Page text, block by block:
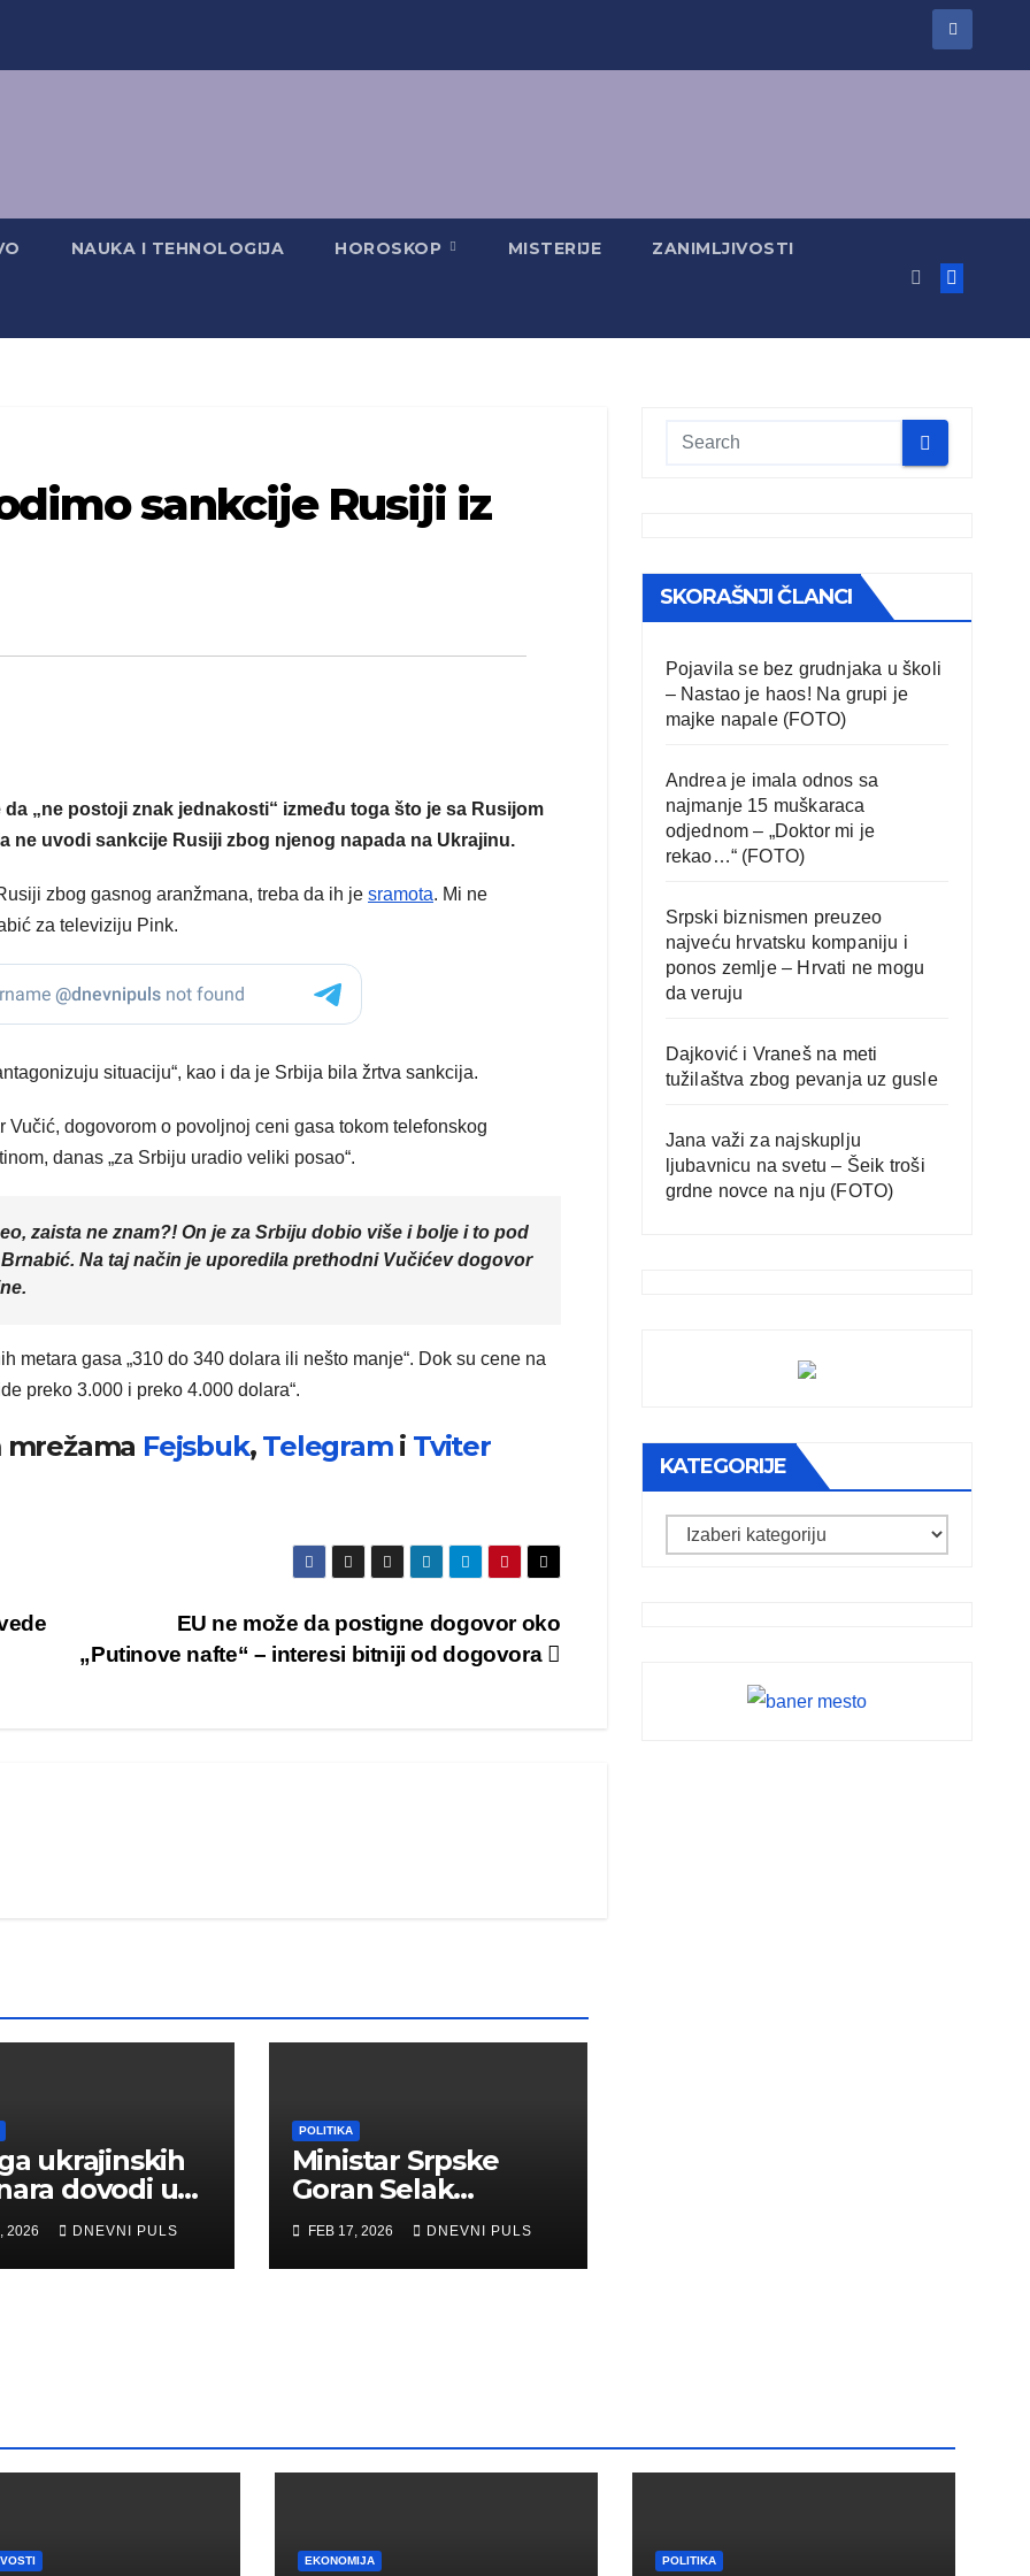
NAUKA I TEHNOLOGIJA HOROSKOP MISTERIJE ZANIMLJIVOSTI
sankcije Rusiji iz
„ne postoji znak jednakosti“ između toga što je sa Rusijom
ne uvodi sankcije Rusiji zbog njenog napada na Ukrajinu.
zbog gasnog aranžmana, treba da ih je sramota. Mi ne
za televiziju Pink.
situaciju“, kao i da je Srbija bila žrtva sankcija.
dogovorom o povoljnoj ceni gasa tokom telefonskog
danas „za Srbiju uradio veliki posao“.
zaista ne znam?! On je za Srbiju dobio više i bolje i to pod
Na taj način je uporedila prethodni Vučićev dogovor
metara gasa „310 do 340 dolara ili nešto manje“. Dok su cene na
preko 3.000 i preko 4.000 dolara“.
Fejsbuk, Telegrami Tviter
EU ne može da postigne dogovor oko
„Putinove nafte“ – interesi bitniji od dogovora
ukrajinskih
dovodi u
vojnu
Kijevu –
pomoć
2026 DNEVNI PULS
POLITIKA
Ministar Srpske
Goran Selak
odlikovan
Sretenjskim
ordenom
FEB 17, 2026 DNEVNI PULS
SKORAŠNJI ČLANCI
Pojavila se bez grudnjaka u školi
– Nastao je haos! Na grupi je
majke napale (FOTO)
Andrea je imala odnos sa
najmanje 15 muškaraca
odjednom – „Doktor mi je
rekao…“ (FOTO)
Srpski biznismen preuzeo
najveću hrvatsku kompaniju i
ponos zemlje – Hrvati ne mogu
da veruju
Dajković i Vraneš na meti
tužilaštva zbog pevanja uz gusle
Jana važi za najskuplju
ljubavnicu na svetu – Šeik troši
grdne novce na nju (FOTO)
KATEGORIJE
Kategorije
EKONOMIJA POLITIKA